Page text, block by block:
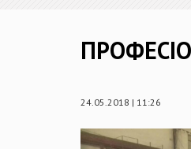
24.05.2018 | 11:26